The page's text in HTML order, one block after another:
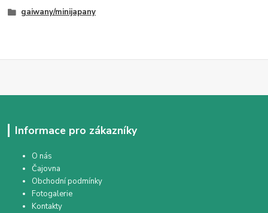
gaiwany/minijapany
Informace pro zákazníky
O nás
Čajovna
Obchodní podmínky
Fotogalerie
Kontakty